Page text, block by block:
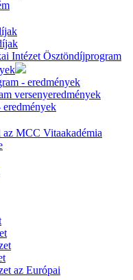
Intézet Ösztöndíjprogram
- eredmények
versenyeredmények
MCC Vitaakadémia
az Európai